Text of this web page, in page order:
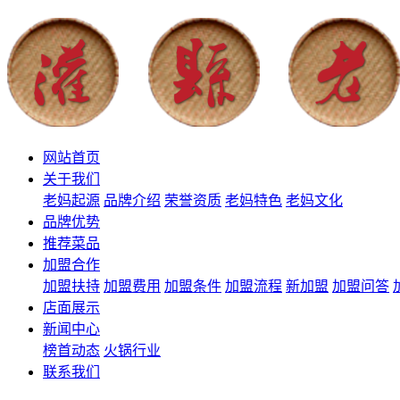
网站首页
关于我们
老妈起源 品牌介绍 荣誉资质 老妈特色 老妈文化
品牌优势
推荐菜品
加盟合作
加盟扶持 加盟费用 加盟条件 加盟流程 新加盟 加盟问答
店面展示
新闻中心
榜首动态 火锅行业
联系我们